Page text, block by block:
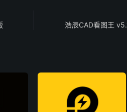
浩辰CAD看图王